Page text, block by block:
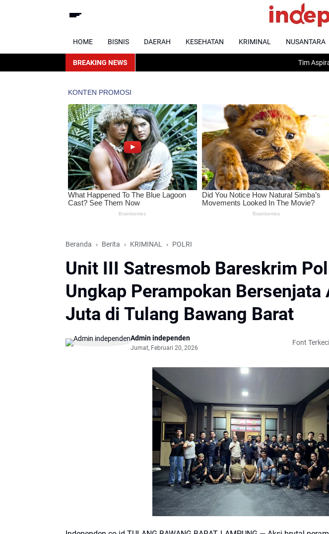
HOME BISNIS DAERAH KESEHATAN KRIMINAL NUSANTARA
BREAKING NEWS Tim Aspirator Koalisi
Beranda Berita KRIMINAL POLRI
Unit III Satresmob Bareskrim
Ungkap Perampokan Bersenjata
Juta di Tulang Bawang Barat
Admin independen
Jumat, Februari 20, 2026
Font Terkecil